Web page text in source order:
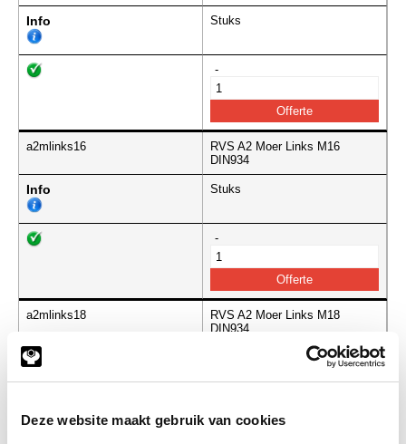
Deze website maakt gebruik van cookies
Info Stuks
-
a2mlinks16
RVS A2 Moer Links M16
DIN934
Info Stuks
-
a2mlinks18
RVS A2 Moer Links M18
DIN934
Info